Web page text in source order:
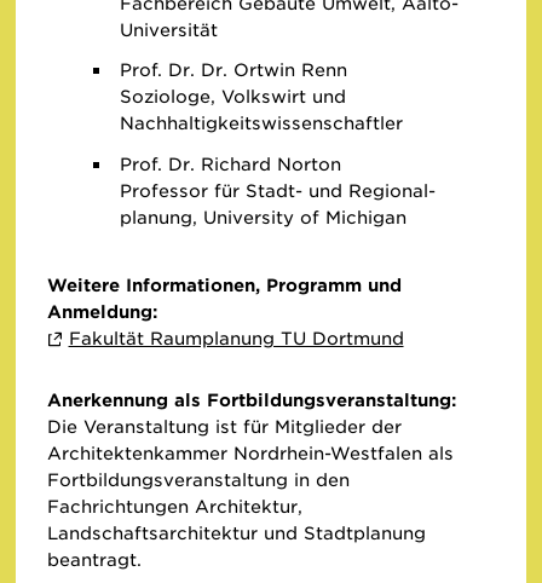
Universität
Prof. Dr. Dr. Ortwin Renn
Soziologe, Volkswirt und
Nachhaltigkeitswissenschaftler
Prof. Dr. Richard Norton
Professor für Stadt- und Re­gio­nal­
planung, University of Michigan
Weitere Informationen, Programm und
Anmeldung:
Fakultät Raumplanung TU Dortmund
Anerkennung als Fortbildungsveranstaltung:
Die Veranstaltung ist für Mitglieder der
Architektenkammer Nordrhein-Westfalen als
Fortbildungsveranstaltung in den
Fachrichtungen Architektur,
Landschaftsarchitektur und Stadtplanung
beantragt.